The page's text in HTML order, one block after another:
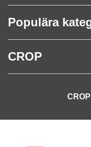
Populära
CROP